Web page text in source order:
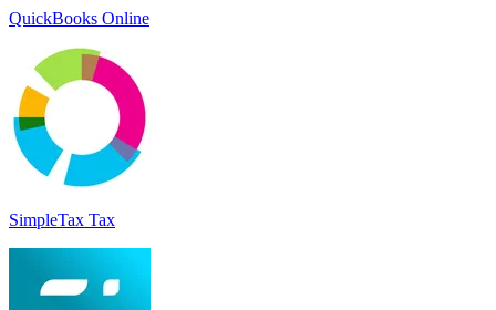
QuickBooks Online
SimpleTax Tax